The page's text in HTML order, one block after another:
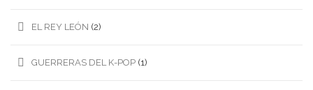
EL REY LEÓN (2)
GUERRERAS DEL K-POP (1)